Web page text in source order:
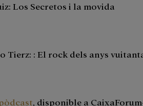
Los Secretos i la movida
Tierz: : El rock dels anys
, disponible a